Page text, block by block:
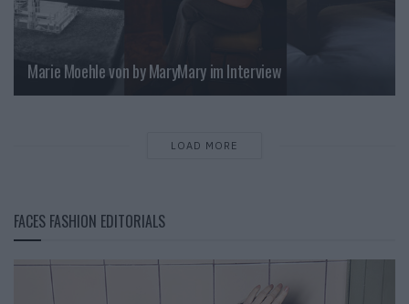
Marie Moehle von by MaryMary im Interview
LOAD MORE
FACES FASHION EDITORIALS